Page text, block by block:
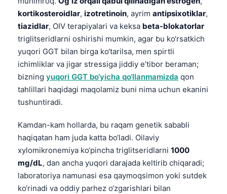
kortikosteroidlar, izotretinoin, ayrim antipsixotiklar,
tiazidlar, OIV terapiyalari va keksa beta-blokatorlar
triglitseridlarni oshirishi mumkin, agar bu ko‘rsatkich
yuqori GGT bilan birga ko‘tarilsa, men spirtli
ichimliklar va jigar stressiga jiddiy e’tibor beraman;
bizning yuqori GGT bo‘yicha qo‘llanmamizda qon
tahlillari haqidagi maqolamiz buni nima uchun ekanini
tushuntiradi.
Kamdan-kam hollarda, bu raqam genetik sababli
haqiqatan ham juda katta bo‘ladi. Oilaviy
xylomikronemiya ko‘pincha triglitseridlarni 1000
mg/dL, dan ancha yuqori darajada keltirib chiqaradi;
laboratoriya namunasi esa qaymoqsimon yoki sutdek
ko‘rinadi va oddiy parhez o‘zgarishlari bilan
Eesti
日本語
Čeština
ქართული
Lietuvių kalba
Polski
한국어
Slovenščina
Magyar
Shqip